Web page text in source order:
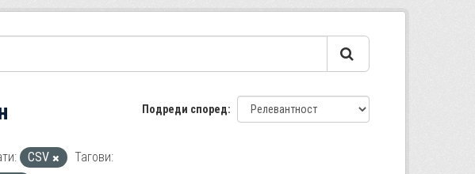
Подреди според
CSV
Тагови: